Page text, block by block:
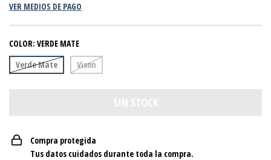
VER MEDIOS DE PAGO
COLOR: VERDE MATE
Verde Mate
Vison
Compra protegida
Tus datos cuidados durante toda la compra.